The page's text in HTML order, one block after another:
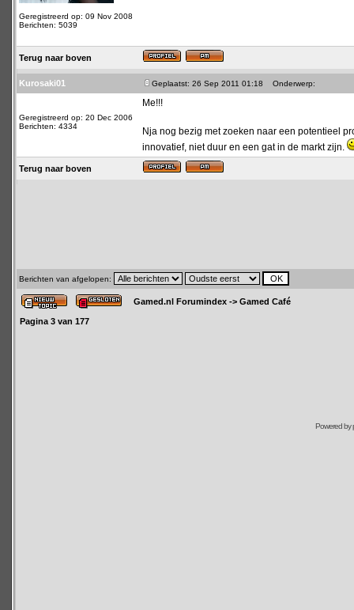
Geregistreerd op: 09 Nov 2008
Berichten: 5039
Terug naar boven
Kurosaki01 Geplaatst: 26 Sep 2011 01:18 Onderwerp:
Geregistreerd op: 20 Dec 2006
Berichten: 4334
Me!!!
Nja nog bezig met zoeken naar een potentieel
innovatief, niet duur en een gat in de markt zijn.
Terug naar boven
Berichten van afgelopen:
Gamed.nl Forumindex -> Gamed Café
Pagina 3 van 177
Powered by